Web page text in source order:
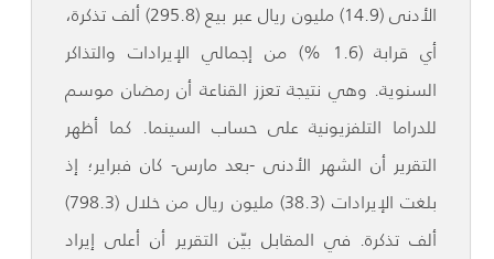
الأدنى (14.9) مليون ريال عبر بيع (295.8) ألف تذكرة،
أي قرابة (1.6 %) من إجمالي الإيرادات والتذاكر
السنوية. وهي نتيجة تعزز القناعة أن رمضان موسم
للدراما التلفزيونية على حساب السينما. كما أظهر
التقرير أن الشهر الأدنى -بعد مارس- كان فبراير؛ إذ
بلغت الإيرادات (38.3) مليون ريال من خلال (798.3)
ألف تذكرة. في المقابل بيّن التقرير أن أعلى إيراد